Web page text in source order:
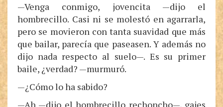
—Venga conmigo, jovencita —dijo el
hombrecillo. Casi ni se molestó en agarrarla,
pero se movieron con tanta suavidad que más
que bailar, parecía que paseasen. Y además no
dijo nada respecto al suelo—. Es su primer
baile, ¿verdad? —murmuró.
—¿Cómo lo ha sabido?
—Ah —dijo el hombrecillo rechoncho—, gajes